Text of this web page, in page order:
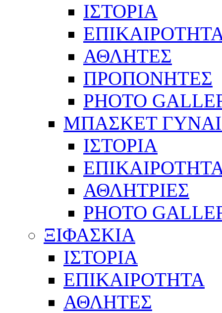
ΙΣΤΟΡΙΑ
ΑΘΛΗΤΕΣ
ΠΡΟΠΟΝΗΤΕΣ
PHOTO
ΜΠΑΣΚΕΤ
ΙΣΤΟΡΙΑ
ΑΘΛΗΤΡΙΕΣ
PHOTO
ΞΙΦΑΣΚΙΑ
ΙΣΤΟΡΙΑ
ΕΠΙΚΑΙΡΟΤΗΤΑ
ΑΘΛΗΤΕΣ